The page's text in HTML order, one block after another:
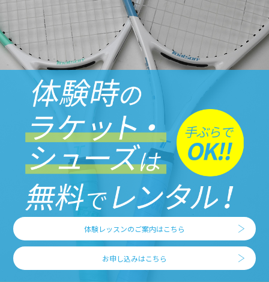
体験レッスンのご案内はこちら
お申し込みはこちら